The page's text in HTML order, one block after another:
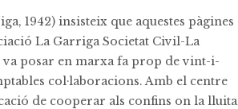
1942) insisteix que aquestes pàgines
La Garriga Societat Civil-La
posar en marxa fa prop de vint-i-
col·laboracions. Amb el centre
de cooperar als confins on la lluita